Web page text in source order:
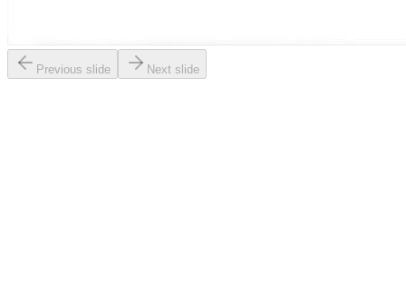
Previous slide Next slide